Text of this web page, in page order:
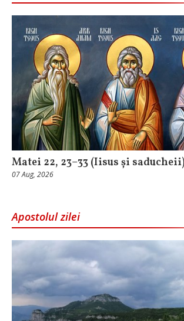
Matei 22, 23–33 (Iisus și
07 Aug, 2026
Apostolul zilei